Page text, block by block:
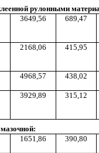
рулонными
3649,56 689,47
2168,06 415,95
4968,57 438,02
3929,89 315,12
1651,86 390,80